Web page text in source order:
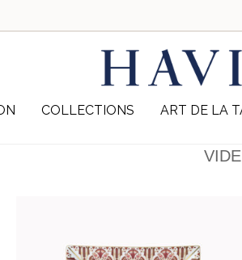
COLLECTIONS ART DE LA